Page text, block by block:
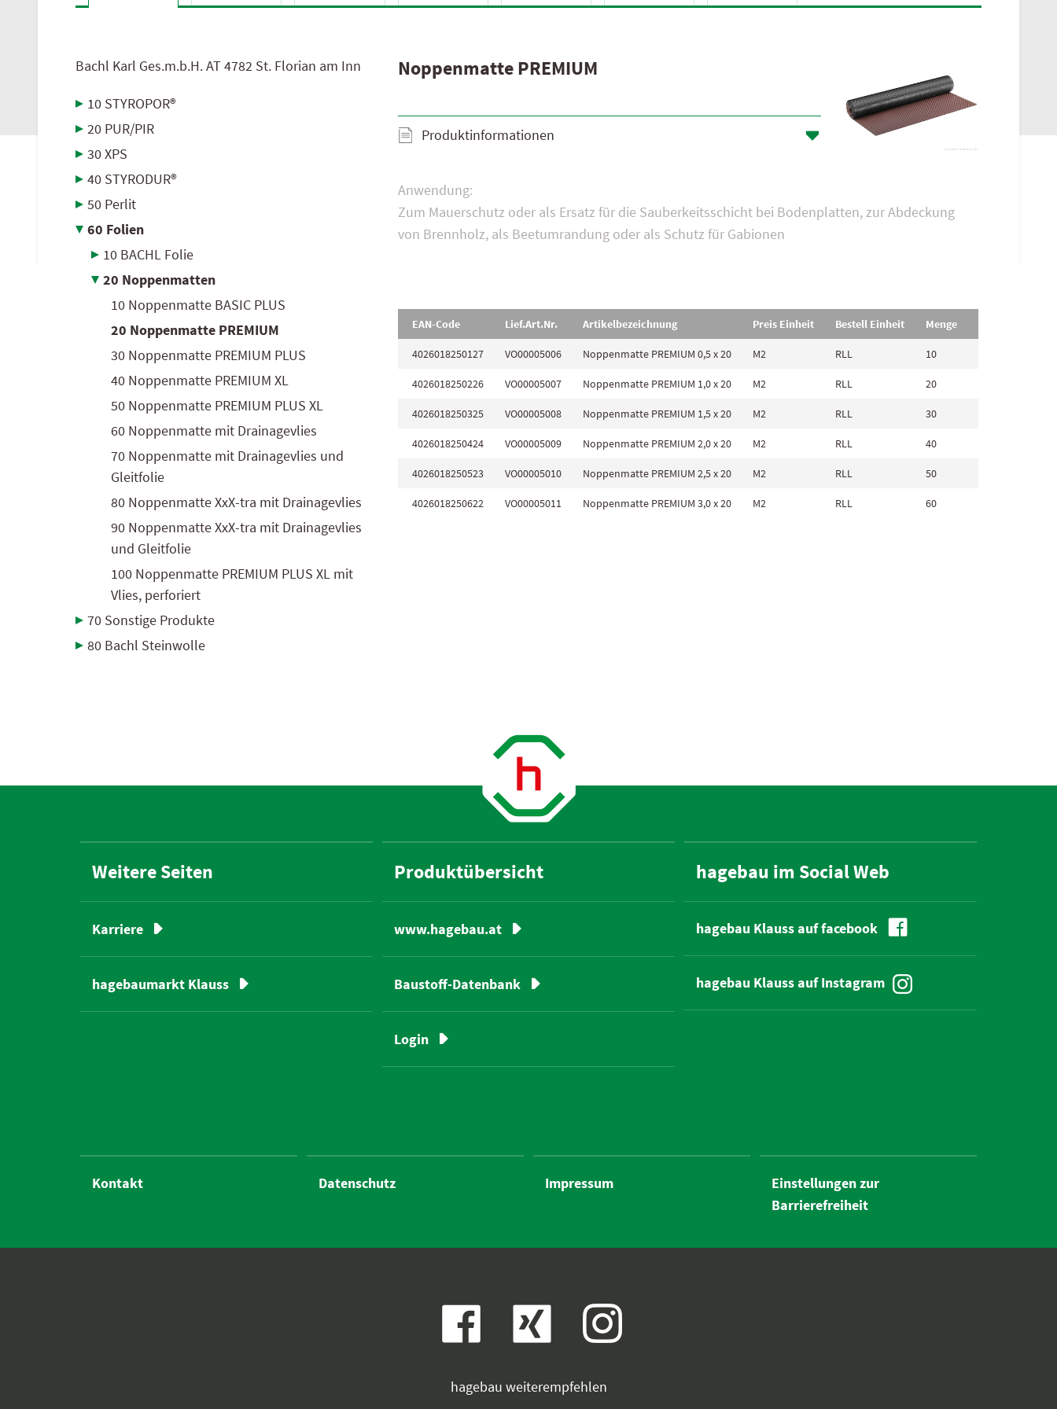
hagebau Österreich
Bachl Karl Ges.m.b.H.AT4782 St. Florian am Inn
10 STYROPOR®
20 PUR/PIR
30 XPS
40 STYRODUR®
50 Perlit
60 Folien
10 BACHL Folie
20 Noppenmatten
10 Noppenmatte BASIC PLUS
20 Noppenmatte PREMIUM
30 Noppenmatte PREMIUM PLUS
40 Noppenmatte PREMIUM XL
50 Noppenmatte PREMIUM PLUS XL
60 Noppenmatte mit Drainagevlies
70 Noppenmatte mit Drainagevlies und
Gleitfolie
80 Noppenmatte XxX-tra mit Drainagevlies
90 Noppenmatte XxX-tra mit Drainagevlies
und Gleitfolie
100 Noppenmatte PREMIUM PLUS XL mit
Vlies, perforiert
70 Sonstige Produkte
80 Bachl Steinwolle
Noppenmatte PREMIUM
Produktinformationen
Anwendung:
Zum Mauerschutz oder als Ersatz für die Sauberkeitsschicht bei Bodenplatten, zur Abdeckung
von Brennholz, als Beetumrandung oder als Schutz für Gabionen
EAN-Code Lief.Art.Nr. Artikelbezeichnung Preis Einheit Bestell Einheit Menge
4026018250127 VO00005006 Noppenmatte PREMIUM 0,5 x 20 M2 RLL 10
4026018250226 VO00005007 Noppenmatte PREMIUM 1,0 x 20 M2 RLL 20
4026018250325 VO00005008 Noppenmatte PREMIUM 1,5 x 20 M2 RLL 30
4026018250424 VO00005009 Noppenmatte PREMIUM 2,0 x 20 M2 RLL 40
4026018250523 VO00005010 Noppenmatte PREMIUM 2,5 x 20 M2 RLL 50
4026018250622 VO00005011 Noppenmatte PREMIUM 3,0 x 20 M2 RLL 60
Weitere Seiten
Karriere
hagebaumarkt Klauss
Produktübersicht
www.hagebau.at
Baustoff-Datenbank
Login
hagebau im Social Web
hagebau Klauss auf facebook
hagebau Klauss auf Instagram
Kontakt Datenschutz Impressum
Einstellungen zur
Barrierefreiheit

hagebau weiterempfehlen